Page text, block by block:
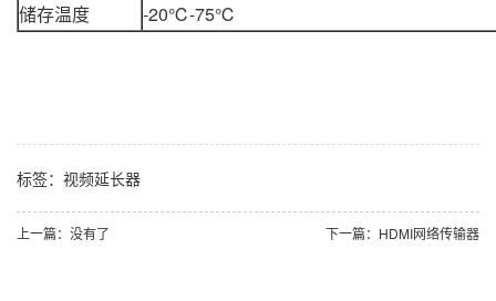
储存温度
-20℃-75℃
标签： 视频延长器
上一篇：没有了 下一篇：HDMI网络传输器